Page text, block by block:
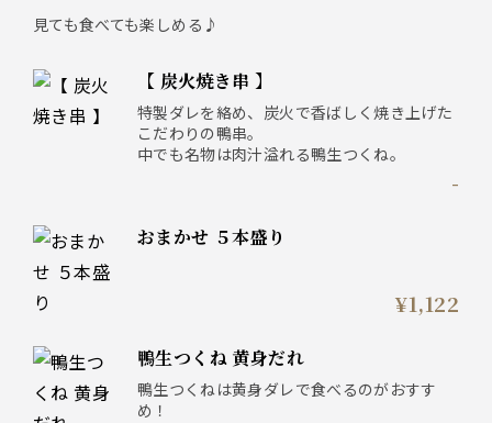
見ても食べても楽しめる♪
【 炭火焼き串 】
特製ダレを絡め、炭火で香ばしく焼き上げた
こだわりの鴨串。
中でも名物は肉汁溢れる鴨生つくね。
-
おまかせ ５本盛り
¥1,122
鴨生つくね 黄身だれ
鴨生つくねは黄身ダレで食べるのがおすす
め！